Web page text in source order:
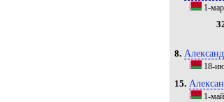
1-
8.
18-
15.
1-